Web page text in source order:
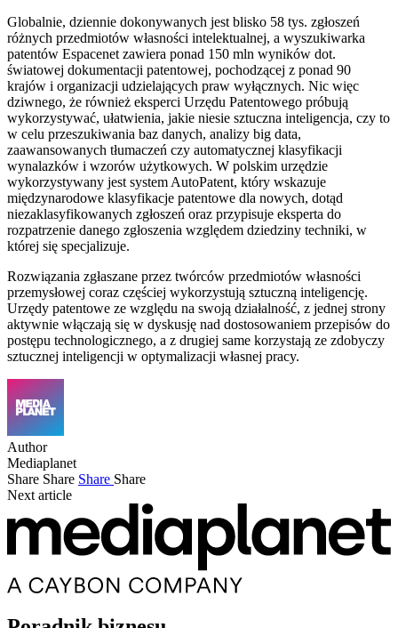
Globalnie, dziennie dokonywanych jest blisko 58 tys. zgłoszeń
różnych przedmiotów własności intelektualnej, a wyszukiwarka
patentów Espacenet zawiera ponad 150 mln wyników dot.
światowej dokumentacji patentowej, pochodzącej z ponad 90
krajów i organizacji udzielających praw wyłącznych. Nic więc
dziwnego, że również eksperci Urzędu Patentowego próbują
wykorzystywać, ułatwienia, jakie niesie sztuczna inteligencja, czy to
w celu przeszukiwania baz danych, analizy big data,
zaawansowanych tłumaczeń czy automatycznej klasyfikacji
wynalazków i wzorów użytkowych. W polskim urzędzie
wykorzystywany jest system AutoPatent, który wskazuje
międzynarodowe klasyfikacje patentowe dla nowych, dotąd
niezaklasyfikowanych zgłoszeń oraz przypisuje eksperta do
rozpatrzenie danego zgłoszenia względem dziedziny techniki, w
której się specjalizuje.
Rozwiązania zgłaszane przez twórców przedmiotów własności
przemysłowej coraz częściej wykorzystują sztuczną inteligencję.
Urzędy patentowe ze względu na swoją działalność, z jednej strony
aktywnie włączają się w dyskusję nad dostosowaniem przepisów do
postępu technologicznego, a z drugiej same korzystają ze zdobyczy
sztucznej inteligencji w optymalizacji własnej pracy.
Author
Mediaplanet
Share Share Share Share
Next article